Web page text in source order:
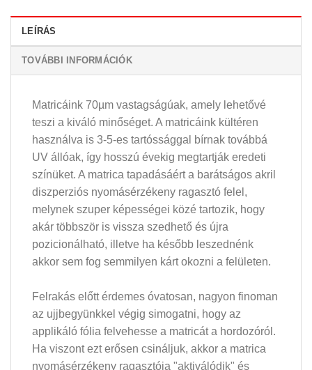
LEÍRÁS
TOVÁBBI INFORMÁCIÓK
Matricáink 70µm vastagságúak, amely lehetővé
teszi a kiváló minőséget. A matricáink kültéren
használva is 3-5-es tartóssággal bírnak továbbá
UV állóak, így hosszú évekig megtartják eredeti
színüket. A matrica tapadásáért a barátságos akril
diszperziós nyomásérzékeny ragasztó felel,
melynek szuper képességei közé tartozik, hogy
akár többször is vissza szedhető és újra
pozicionálható, illetve ha később leszednénk
akkor sem fog semmilyen kárt okozni a felületen.
Felrakás előtt érdemes óvatosan, nagyon finoman
az ujjbegyünkkel végig simogatni, hogy az
applikáló fólia felvehesse a matricát a hordozóról.
Ha viszont ezt erősen csináljuk, akkor a matrica
nyomásérzékeny ragasztója "aktiválódik" és